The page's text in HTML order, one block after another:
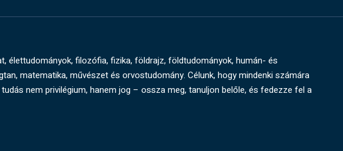
élettudományok, filozófia, fizika, földrajz, földtudományok, humán- és
matematika, művészet és orvostudomány. Célunk, hogy mindenki számára
nem privilégium, hanem jog – ossza meg, tanuljon belőle, és fedezze fel a